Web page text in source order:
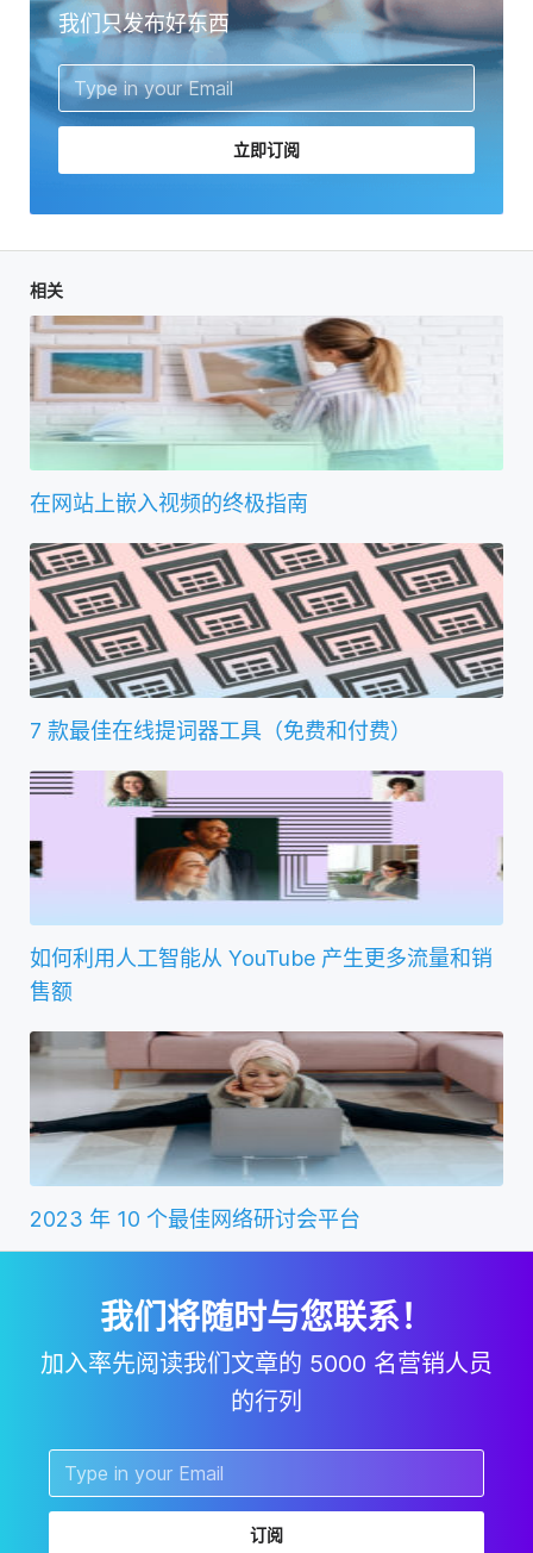
我们只发布好东西
立即订阅
相关
在网站上嵌入视频的终极指南
7 款最佳在线提词器工具（免费和付费）
如何利用人工智能从 YouTube 产生更多流量和销
售额
2023 年 10 个最佳网络研讨会平台
我们将随时与您联系！
加入率先阅读我们文章的 5000 名营销人员
的行列
订阅